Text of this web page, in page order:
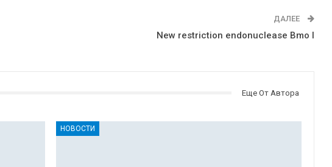
ДАЛЕЕ
New restriction endonuclease Bmo I
Еще От Автора
НОВОСТИ